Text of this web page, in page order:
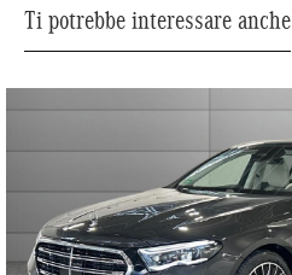
Ti potrebbe interessare anche